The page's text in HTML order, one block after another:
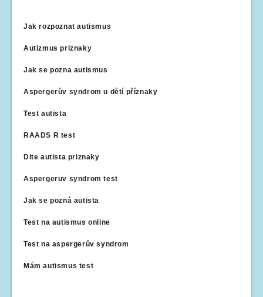
Jak rozpoznat autismus
Autizmus priznaky
Jak se pozna autismus
Aspergerův syndrom u dětí příznaky
Test autista
RAADS R test
Dite autista priznaky
Aspergeruv syndrom test
Jak se pozná autista
Test na autismus online
Test na aspergerův syndrom
Mám autismus test